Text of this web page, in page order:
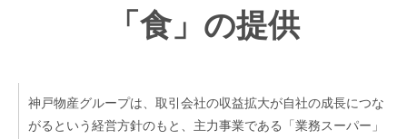
「食」の提供
神戸物産グループは、取引会社の収益拡大が自社の成長につな
がるという経営方針のもと、主力事業である「業務スーパー」